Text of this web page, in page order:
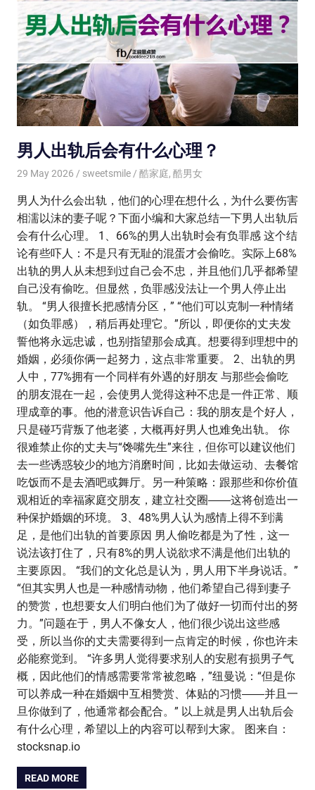
男人出轨后会有什么心理？
29 May 2026 sweetsmile 酷家庭, 酷男女
男人为什么会出轨，他们的心理在想什么，为什么要伤害
相濡以沫的妻子呢？下面小编和大家总结一下男人出轨后
会有什么心理。 1、66%的男人出轨时会有负罪感 这个结
论有些吓人：不是只有无耻的混蛋才会偷吃。实际上68%
出轨的男人从未想到过自己会不忠，并且他们几乎都希望
自己没有偷吃。但显然，负罪感没法让一个男人停止出
轨。 “男人很擅长把感情分区，” “他们可以克制一种情绪
（如负罪感），稍后再处理它。”所以，即便你的丈夫发
誓他将永远忠诚，也别指望那会成真。想要得到理想中的
婚姻，必须你俩一起努力，这点非常重要。 2、出轨的男
人中，77%拥有一个同样有外遇的好朋友 与那些会偷吃
的朋友混在一起，会使男人觉得这种不忠是一件正常、顺
理成章的事。他的潜意识告诉自己：我的朋友是个好人，
只是碰巧背叛了他老婆，大概再好男人也难免出轨。 你
很难禁止你的丈夫与“馋嘴先生”来往，但你可以建议他们
去一些诱惑较少的地方消磨时间，比如去做运动、去餐馆
吃饭而不是去酒吧或舞厅。另一种策略：跟那些和你价值
观相近的幸福家庭交朋友，建立社交圈――这将创造出一
种保护婚姻的环境。 3、48%男人认为感情上得不到满
足，是他们出轨的首要原因 男人偷吃都是为了性，这一
说法该打住了，只有8%的男人说欲求不满是他们出轨的
主要原因。 “我们的文化总是认为，男人用下半身说话。”
“但其实男人也是一种感情动物，他们希望自己得到妻子
的赞赏，也想要女人们明白他们为了做好一切而付出的努
力。”问题在于，男人不像女人，他们很少说出这些感
受，所以当你的丈夫需要得到一点肯定的时候，你也许未
必能察觉到。 “许多男人觉得要求别人的安慰有损男子气
概，因此他们的情感需要常常被忽略，”纽曼说：“但是你
可以养成一种在婚姻中互相赞赏、体贴的习惯――并且一
旦你做到了，他通常都会配合。” 以上就是男人出轨后会
有什么心理，希望以上的内容可以帮到大家。 图来自：
stocksnap.io
READ MORE